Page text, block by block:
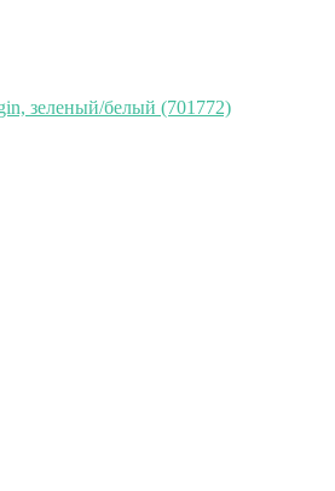
зеленый/белый (701772)